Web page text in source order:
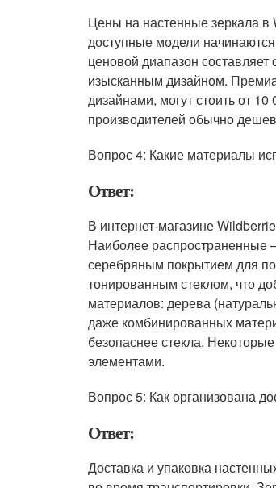
Цены на настенные зеркала
доступные модели
ценовой диапазон
изысканным дизайном.
дизайнами, могут стоить от
производителей обычно
Вопрос 4: Какие материалы
Ответ:
В интернет-магазине
Наиболее распространенные
серебряным покрытием для
тонированным стеклом, что
материалов: дерева
даже комбинированных
безопаснее стекла.
элементами.
Вопрос 5: Как организована
Ответ:
Доставка и упаковка